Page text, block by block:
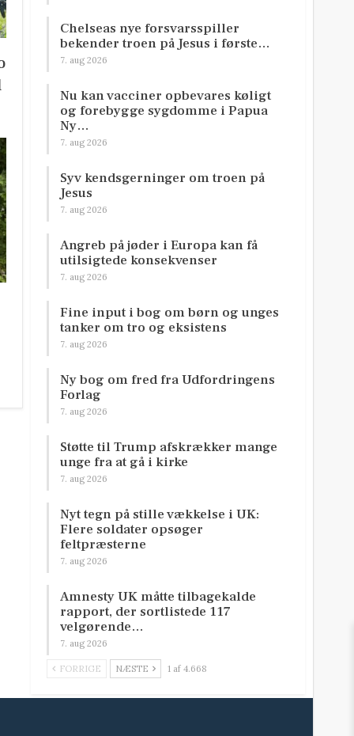
Chelseas nye forsvarsspiller
bekender troen på Jesus i første…
7. aug 2026
Nu kan vacciner opbevares køligt
og forebygge sygdomme i Papua
Ny…
7. aug 2026
Syv kendsgerninger om troen på
Jesus
7. aug 2026
Angreb på jøder i Europa kan få
utilsigtede konsekvenser
7. aug 2026
Fine input i bog om børn og unges
tanker om tro og eksistens
7. aug 2026
Ny bog om fred fra Udfordringens
Forlag
7. aug 2026
Støtte til Trump afskrækker mange
unge fra at gå i kirke
7. aug 2026
Nyt tegn på stille vækkelse i UK:
Flere soldater opsøger
feltpræsterne
7. aug 2026
Amnesty UK måtte tilbagekalde
rapport, der sortlistede 117
velgørende…
7. aug 2026
FORRIGE NÆSTE 1 af 4.668